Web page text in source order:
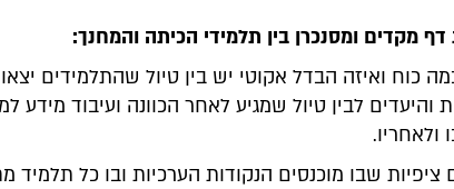
מקדים ומסנכרן בין תלמידי הכיתה והמחנך:
כוח ואיזה הבדל אקוטי יש בין טיול שהתלמידים
והיעדים לבין טיול שמגיע לאחר הכוונה ועיבוד מידע
ולאחריו.
ציפיות שבו מוכנסים הנקודות הערכיות ובו כל תלמיד